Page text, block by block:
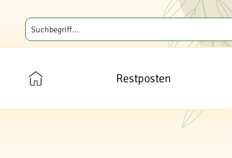
Restposten